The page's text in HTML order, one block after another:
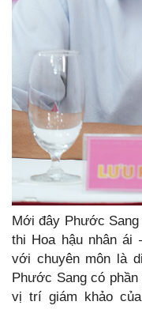
Mới đây Phước
thi Hoa hậu nhân ái
với chuyên môn là
Phước Sang có
vị trí giám khảo